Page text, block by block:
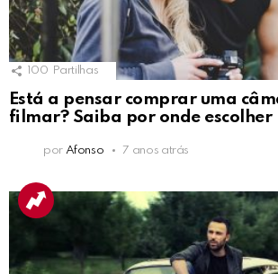
100 Partilhas
Está a pensar comprar uma
filmar? Saiba por onde escolher
por Afonso 7 anos atrás